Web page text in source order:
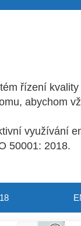
řízení
abychom
využívání
50001: 2018.